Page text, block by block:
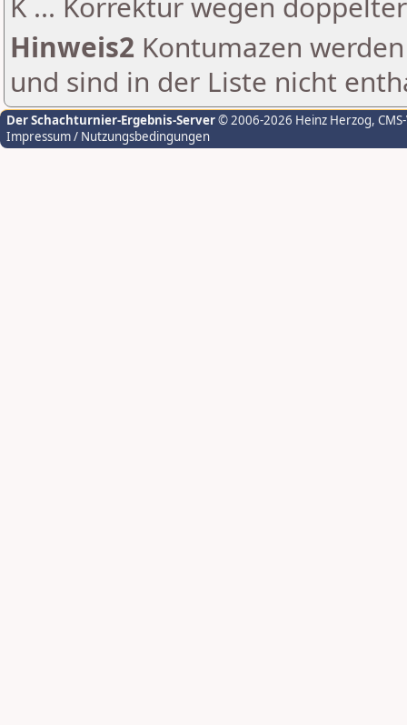
Hinweis2 Kontumazen
und sind in der Liste nicht
Der Schachturnier-Ergebnis-Server© 2006-2026 Heinz Herzog,
Impressum / Nutzungsbedingungen